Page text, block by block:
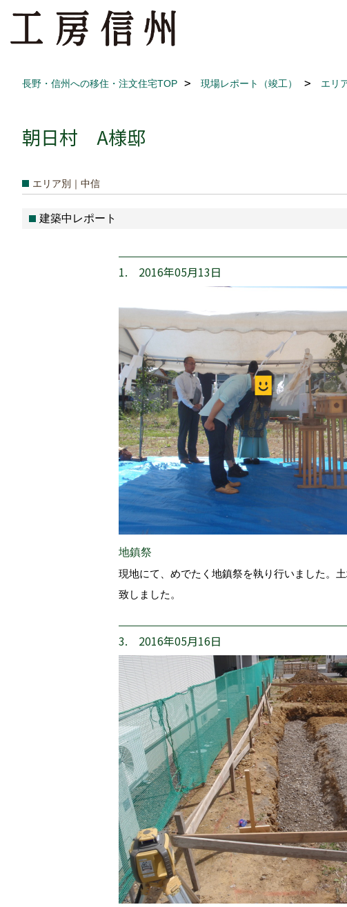
長野・信州への移住・注文住宅TOP 現場レポート（竣工） エリ
朝日村 A様邸
エリア別｜中信
建築中レポート
1. 2016年05月13日
地鎮祭
現地にて、めでたく地鎮祭を執り行いました。
致しました。
3. 2016年05月16日